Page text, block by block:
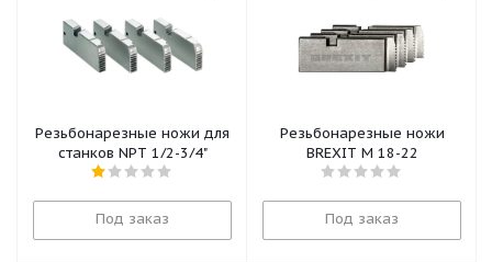
Резьбонарезные ножи для
станков NPT 1/2-3/4"
Под заказ
Резьбонарезные ножи
BREXIT M 18-22
Под заказ